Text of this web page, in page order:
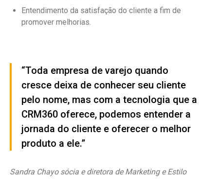
Entendimento da satisfação do cliente a fim de
promover melhorias.
“Toda empresa de varejo quando
cresce deixa de conhecer seu cliente
pelo nome, mas com a tecnologia que a
CRM360 oferece, podemos entender a
jornada do cliente e oferecer o melhor
produto a ele.”
Sandra Chayo sócia e diretora de Marketing e Estilo